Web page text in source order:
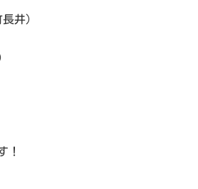
長井)
！